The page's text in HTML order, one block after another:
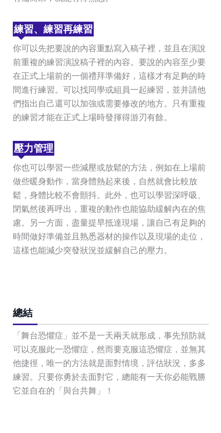
練習、練習再練習
你可以先把要說的內容重點寫入稿子裡，並且在演說
前重複的練習演說稿子裡的內容。要說的內容至少要
在正式上場前的一個禮拜準備好，這樣才有足夠的時
間進行練習。可以找同學或組員一起練習，並并請他
們指出自己還可以加強或需要修改的地方。只有重複
的練習才能在正式上場時發揮得游刃有餘。
壓力管理
你也可以學習一些減壓或放鬆的方法，例如在上場前
做些暖身動作，當身體熱起來後，自然就會比較放
鬆，身體比較不會顫抖。此外，也可以學習深呼吸、
閉氣然後再呼出，重複的動作也能協助緩解內在的焦
慮。另一方面，盡量提早抵達現場，讓自己有足夠的
時間做好準備並且熟悉器材的操作以及現場的走位，
這樣也能減少突發狀況並緩解自己的壓力。
總結
「舞台恐懼症」並不是一天兩天就形成，事先預防就
可以克服此一恐懼症，然而要克服這恐懼症，並無其
他捷徑，唯一的方法就是面對情境，評估狀況，多多
練習。只要你勇於去面對它，總能有一天你必能戰勝
它並自在的「與台共舞」！